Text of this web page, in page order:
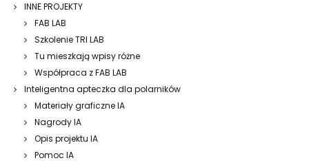
INNE PROJEKTY
FAB LAB
Szkolenie TRI LAB
Tu mieszkają wpisy różne
Współpraca z FAB LAB
Inteligentna apteczka dla polarników
Materiały graficzne IA
Nagrody IA
Opis projektu IA
Pomoc IA